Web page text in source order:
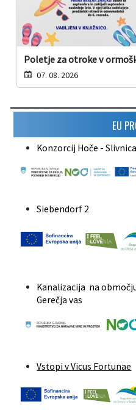
Poletje za otroke v
07. 08. 2026
EU
Konzorcij Hoče - Slivnica
Siebendorf 2
Kanalizacija na
Gerečja vas
Vstopi v Vicus Fortunae